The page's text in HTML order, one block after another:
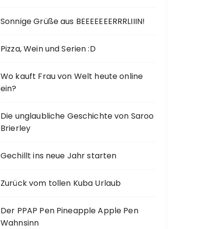
Sonnige Grüße aus BEEEEEEERRRLIIIN!
Pizza, Wein und Serien :D
Wo kauft Frau von Welt heute online
ein?
Die unglaubliche Geschichte von Saroo
Brierley
Gechillt ins neue Jahr starten
Zurück vom tollen Kuba Urlaub
Der PPAP Pen Pineapple Apple Pen
Wahnsinn